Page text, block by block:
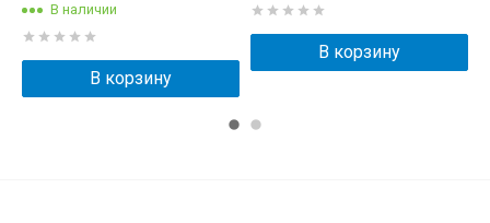
В наличии
В корзину
В корзину